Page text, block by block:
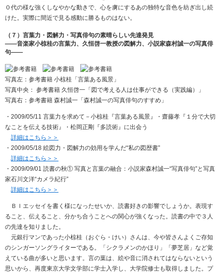
０代の様な強くしなやかな動きで、心を虜にするあの独特な音色を紡ぎ出し続
けた。実際に間近で見る感動に勝るものはない。
（７）言葉力・図解力・写真俳句の素晴らしい先達発見
――音楽家小椋桂の言葉力、久恒啓一教授の図解力、小説家森村誠一の写真俳
句――
写真左：参考書籍 小椋桂「言葉ある風景」
写真中央： 参考書籍 久恒啓一「図で考える人は仕事ができる（実践編）」
写真右：参考書籍 森村誠一「森村誠一の写真俳句のすすめ」
・2009/05/11 言葉力を求めて－小椋桂『言葉ある風景』・齋藤孝『１分で大切
なことを伝える技術』・松岡正剛『多読術』に出会う
詳細はこちら＞＞
・2009/05/18 絵図力・図解力の効用を学んだ“私の図歴書”
詳細はこちら＞＞
・2009/09/01 読書の秋① 写真と言葉の融合：小説家森村誠一“写真俳句”と写真
家石川文洋“カメラ紀行”
詳細はこちら＞＞
ＢＩエッセイを書く様になったせいか、読書好きの影響でしょうか。表現す
ること、伝えること、分かち合うことへの関心が強くなった。読書の中で３人
の先達を知りました。
元銀行マンであった小椋桂（おぐら・けい）さんは、今や皆さんよくご存知
のシンガーソングライターである。「シクラメンのかほり」「夢芝居」など覚
えている曲が多いと思います。言の葉は、絵や音に消されてはならないという
思いから、再度東京大学文学部に学士入学し、大学院修士も取得しました。プ